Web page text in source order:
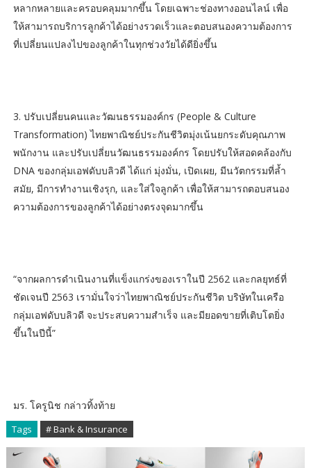
หลากหลายและครอบคลุมมากขึ้น โดยเฉพาะช่องทางออนไลน์ เพื่อ
ให้สามารถบริการลูกค้าได้อย่างรวดเร็วและตอบสนองความต้องการ
ที่เปลี่ยนแปลงไปของลูกค้าในทุกช่วงวัยได้ดียิ่งขึ้น
3. ปรับเปลี่ยนคนและวัฒนธรรมองค์กร (People & Culture
Transformation) ไทยพาณิชย์ประกันชีวิตมุ่งเน้นยกระดับคุณภาพ
พนักงาน และปรับเปลี่ยนวัฒนธรรมองค์กร โดยปรับให้สอดคล้องกับ
DNA ของกลุ่มเอฟดับบลิวดี ได้แก่ มุ่งมั่น, เปิดเผย, มีนวัตกรรมที่ล้ำ
สมัย, มีการทำงานเชิงรุก, และใส่ใจลูกค้า เพื่อให้สามารถตอบสนอง
ความต้องการของลูกค้าได้อย่างตรงจุดมากขึ้น
“จากผลการดำเนินงานที่แข็งแกร่งของเราในปี 2562 และกลยุทธ์ที่
ชัดเจนปี 2563 เรามั่นใจว่าไทยพาณิชย์ประกันชีวิต บริษัทในเครือ
กลุ่มเอฟดับบลิวดี จะประสบความสำเร็จ และมียอดขายที่เติบโตยิ่ง
ขึ้นในปีนี้”
มร. โครูนิช กล่าวทิ้งท้าย
Tags # Bank & Insurance